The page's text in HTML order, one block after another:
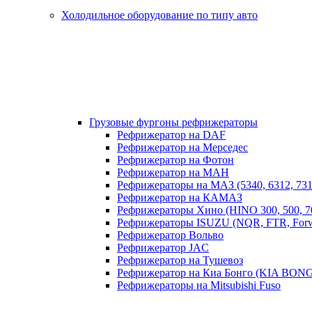
Холодильное оборудование по типу авто
Грузовые фургоны рефрижераторы
Рефрижератор на DAF
Рефрижератор на Мерседес
Рефрижератор на Фотон
Рефрижератор на МАН
Рефрижераторы на МАЗ (5340, 6312,
Рефрижератор на КАМАЗ
Рефрижераторы Хино (HINO 300, 500,
Рефрижераторы ISUZU (NQR, FTR,
Рефрижератор Вольво
Рефрижератор JAC
Рефрижератор на Тушевоз
Рефрижератор на Киа Бонго (KIA
Рефрижераторы на Mitsubishi Fuso